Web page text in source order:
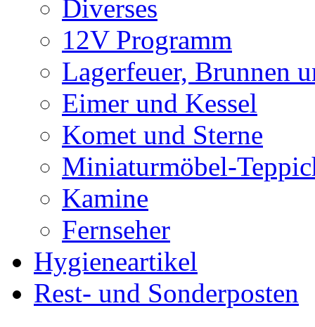
Diverses
12V Programm
Lagerfeuer, Brunnen
Eimer und Kessel
Komet und Sterne
Miniaturmöbel-
Kamine
Fernseher
Hygieneartikel
Rest- und Sonderposten